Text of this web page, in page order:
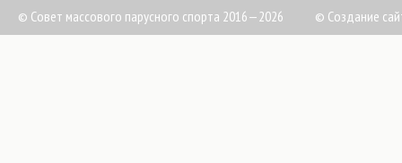
© Совет массового парусного спорта 2016—2026 © Создание